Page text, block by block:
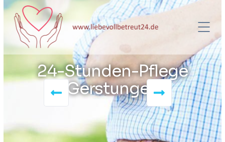
24-Stunden-Pflege
Gerstungen